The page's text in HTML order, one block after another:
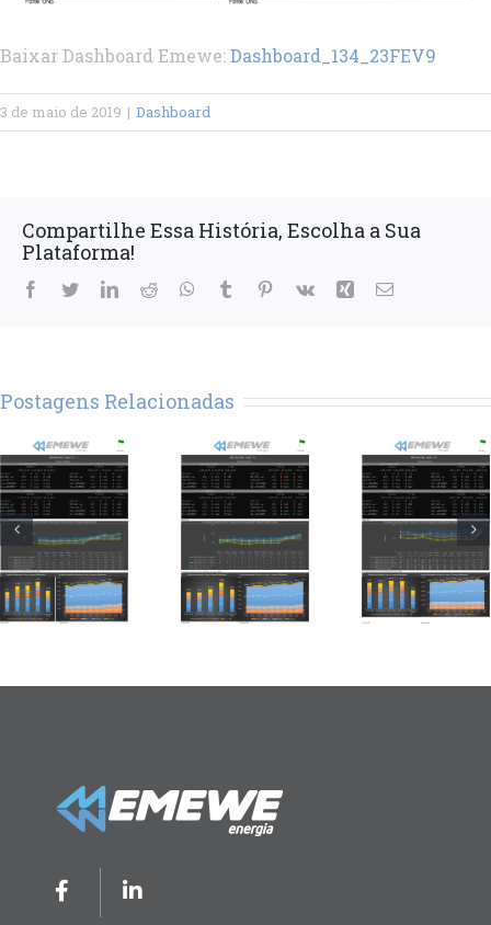
Baixar Dashboard Emewe:Dashboard_134_23FEV9
3 de maio de 2019 | Dashboard
Compartilhe Essa História, Escolha a Sua
Plataforma!
Facebook
TwitterLinkedIn
Reddit WhatsApp
Tumblr Pinterest
Vk Xing E-
Postagens Relacionadas